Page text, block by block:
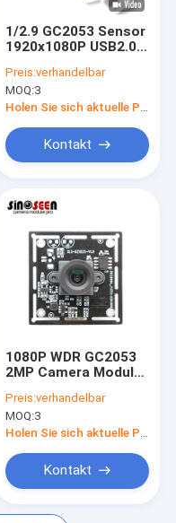
1/2.9 GC2053 Sensor
1920x1080P USB2.0
Preis:verhandelbar
MOQ:3
Holen Sie sich aktuelle Preis
Kontakt
1080P WDR GC2053
2MP Camera Module
elektronischem
rollendem
Fensterladen
Preis:verhandelbar
MOQ:3
Holen Sie sich aktuelle Preis
Kontakt